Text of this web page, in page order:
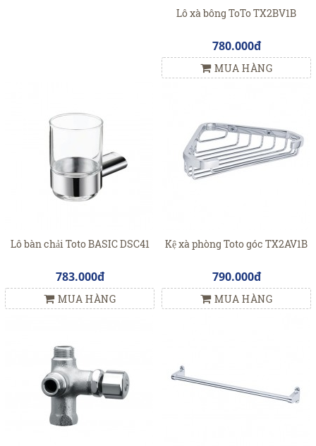
Lô xà bông ToTo TX2BV1B
780.000đ
MUA HÀNG
Lô bàn chải Toto BASIC DSC41
783.000đ
MUA HÀNG
Kệ xà phòng Toto góc TX2AV1B
790.000đ
MUA HÀNG